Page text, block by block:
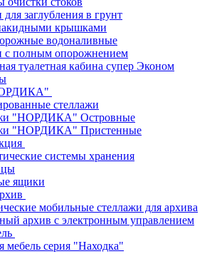
заглубления в грунт
крышками
водоналивные
с полным опорожнением
туалетная кабина супер Эконом
стеллажи
"НОРДИКА" Островные
"НОРДИКА" Пристенные
системы хранения
ящики
мобильные стеллажи для архива
архив с электронным управлением
мебель серия "Находка"